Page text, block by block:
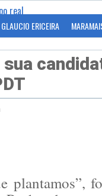
GLAUCIO ERICEIRA
plantamos”,